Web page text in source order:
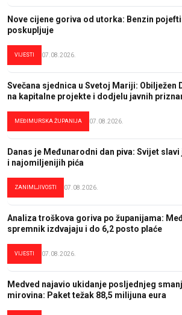
Nove cijene goriva od utorka: Benzin
poskupljuje
VIJESTI 07.08.2026.
Svečana sjednica u Svetoj Mariji: Obilježen
na kapitalne projekte i dodjelu javnih
MEĐIMURSKA ŽUPANIJA 07.08.2026.
Danas je Međunarodni dan piva: Svijet
i najomiljenijih pića
ZANIMLJIVOSTI 07.08.2026.
Analiza troškova goriva po županijama:
spremnik izdvajaju i do 6,2 posto plaće
VIJESTI 07.08.2026.
Medved najavio ukidanje posljednjeg
mirovina: Paket težak 88,5 milijuna eura